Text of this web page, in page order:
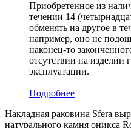
Приобретенное из
течении 14
обменять на другое в
например, оно не
наконец-то
отсутствии на изделии
эксплуатации.
Подробнее
Накладная раковина Sfera
натурального камня оникса